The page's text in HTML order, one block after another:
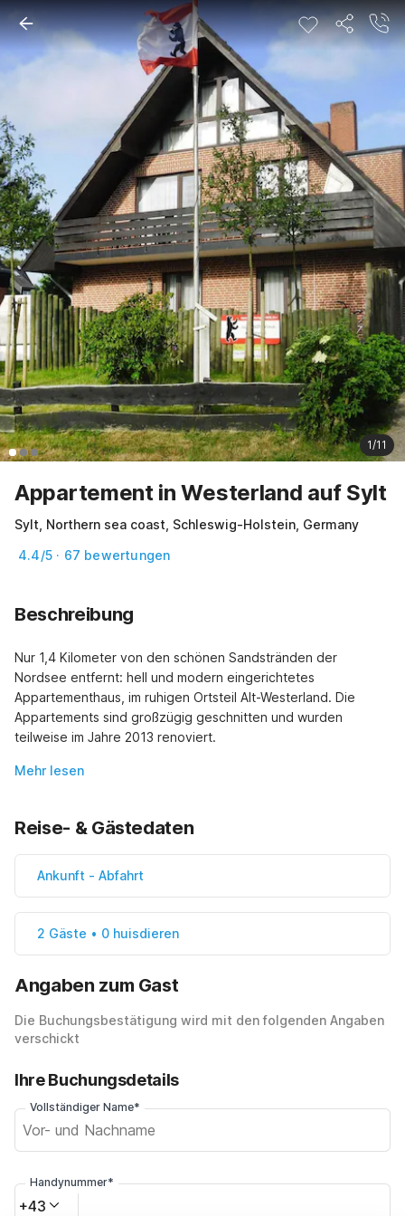
1/11
Appartement in Westerland auf Sylt
Sylt, Northern sea coast, Schleswig-Holstein, Germany
4.4/5 · 67 bewertungen
Beschreibung
Nur 1,4 Kilometer von den schönen Sandstränden der
Nordsee entfernt: hell und modern eingerichtetes
Appartementhaus, im ruhigen Ortsteil Alt-Westerland. Die
Appartements sind großzügig geschnitten und wurden
teilweise im Jahre 2013 renoviert.
Mehr lesen
Reise- & Gästedaten
Ankunft - Abfahrt
2 Gäste • 0 huisdieren
Angaben zum Gast
Die Buchungsbestätigung wird mit den folgenden Angaben
verschickt
Ihre Buchungsdetails
Vollständiger Name*
Handynummer*
+43